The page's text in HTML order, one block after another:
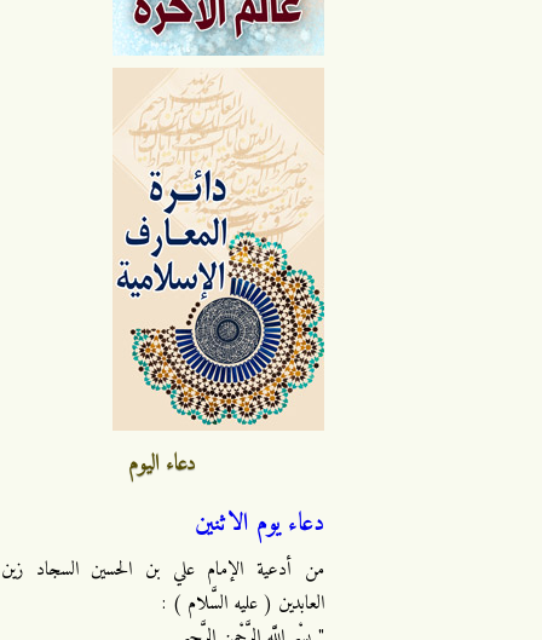
دعاء اليوم
دعاء يوم الاثنين
من أدعية الإمام علي بن الحسين السجاد زين
العابدين ( عليه السَّلام ) :